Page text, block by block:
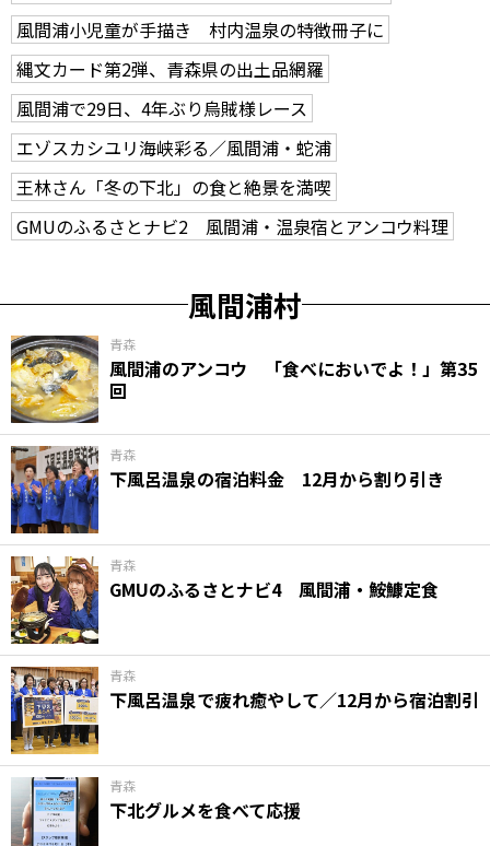
風間浦小児童が手描き 村内温泉の特徴冊子に
縄文カード第2弾、青森県の出土品網羅
風間浦で29日、4年ぶり烏賊様レース
エゾスカシユリ海峡彩る／風間浦・蛇浦
王林さん「冬の下北」の食と絶景を満喫
GMUのふるさとナビ2 風間浦・温泉宿とアンコウ料理
風間浦村
青森
風間浦のアンコウ 「食べにおいでよ！」第35
回
青森
下風呂温泉の宿泊料金 12月から割り引き
青森
GMUのふるさとナビ4 風間浦・鮟鱇定食
青森
下風呂温泉で疲れ癒やして／12月から宿泊割引
青森
下北グルメを食べて応援